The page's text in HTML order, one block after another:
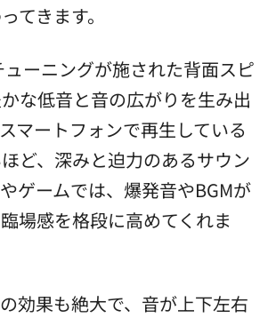
てきます。
ーニングが施された背面スピ
な低音と音の広がりを生み出
マートフォンで再生している
ど、深みと迫力のあるサウン
ゲームでは、爆発音やBGMが
場感を格段に高めてくれま
効果も絶大で、音が上下左右